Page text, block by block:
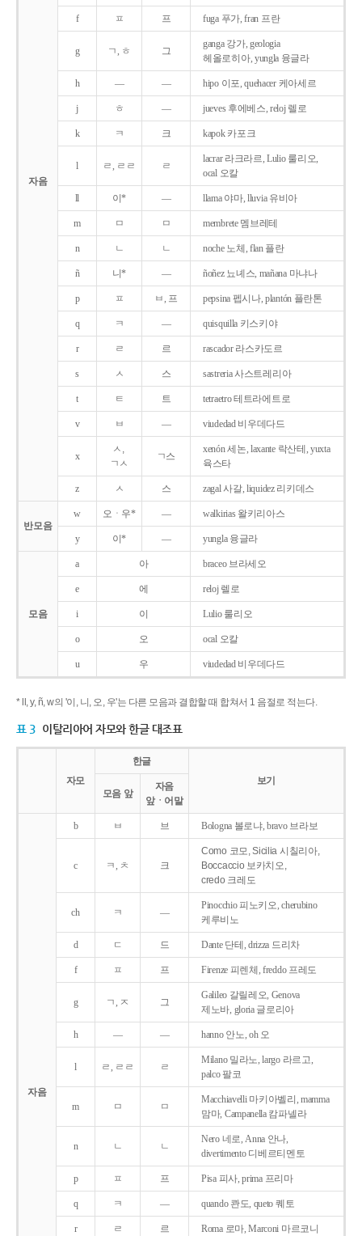
자음
f ㅍ 프 fuga 푸가, fran 프란
g ㄱ, ㅎ 그
ganga 강가, geologia
헤올로히아, yungla 융글라
h ― ― hipo 이포, quehacer 케아세르
j ㅎ ― jueves 후에베스, reloj 렐로
k ㅋ 크 kapok 카포크
l ㄹ, ㄹㄹ ㄹ
lacrar 라크라르, Lulio 룰리오,
ocal 오칼
ll 이* ― llama 야마, lluvia 유비아
m ㅁ ㅁ membrete 멤브레테
n ㄴ ㄴ noche 노체, flan 플란
ñ 니* ― ñoñez 뇨녜스, mañana 마냐나
p ㅍ ㅂ, 프 pepsina 펩시나, plantón 플란톤
q ㅋ ― quisquilla 키스키야
r ㄹ 르 rascador 라스카도르
s ㅅ 스 sastreria 사스트레리아
t ㅌ 트 tetraetro 테트라에트로
v ㅂ ― viudedad 비우데다드
x
ㅅ,
ㄱㅅ
ㄱ스
xenón 세논, laxante 락산테, yuxta
육스타
z ㅅ 스 zagal 사갈, liquidez 리키데스
반모음
w 오ㆍ우* ― walkirias 왈키리아스
y 이* ― yungla 융글라
모음
a 아 braceo 브라세오
e 에 reloj 렐로
i 이 Lulio 룰리오
o 오 ocal 오칼
u 우 viudedad 비우데다드
* ll, y, ñ, w의 '이, 니, 오, 우'는 다른 모음과 결합할 때 합쳐서 1 음절로 적는다.
표 3 이탈리아어 자모와 한글 대조표
자모
한글
보기
모음 앞
자음
앞ㆍ어말
자음
b ㅂ 브 Bologna 볼로냐, bravo 브라보
c ㅋ, ㅊ 크
Como 코모, Sicilia 시칠리아,
Boccaccio 보카치오,
credo 크레도
ch ㅋ ―
Pinocchio 피노키오, cherubino
케루비노
d ㄷ 드 Dante 단테, drizza 드리차
f ㅍ 프 Firenze 피렌체, freddo 프레도
g ㄱ, ㅈ 그
Galileo 갈릴레오, Genova
제노바, gloria 글로리아
h ― ― hanno 안노, oh 오
l ㄹ, ㄹㄹ ㄹ
Milano 밀라노, largo 라르고,
palco 팔코
m ㅁ ㅁ
Macchiavelli 마키아벨리, mamma
맘마, Campanella 캄파넬라
n ㄴ ㄴ
Nero 네로, Anna 안나,
divertimento 디베르티멘토
p ㅍ 프 Pisa 피사, prima 프리마
q ㅋ ― quando 콴도, queto 퀘토
r ㄹ 르 Roma 로마, Marconi 마르코니